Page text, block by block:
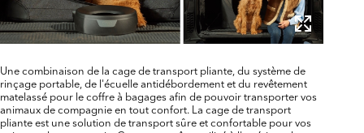
Une combinaison de la cage de transport pliante, du système de
rinçage portable, de l'écuelle antidébordement et du revêtement
matelassé pour le coffre à bagages afin de pouvoir transporter vos
animaux de compagnie en tout confort. La cage de transport
pliante est une solution de transport sûre et confortable pour vos